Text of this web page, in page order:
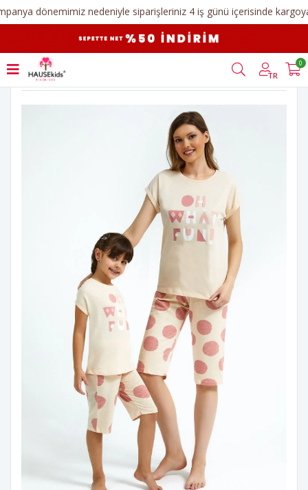
TR
0
EN UYUMLU ANNE KIZ PİJAMA TAKIMLARI
Anasayfa